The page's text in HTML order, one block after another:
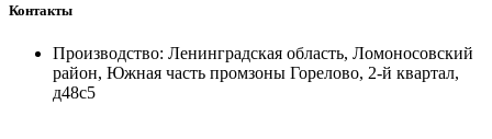
Контакты
Производство: Ленинградская область, Ломоносовский
район, Южная часть промзоны Горелово, 2-й квартал,
д48с5